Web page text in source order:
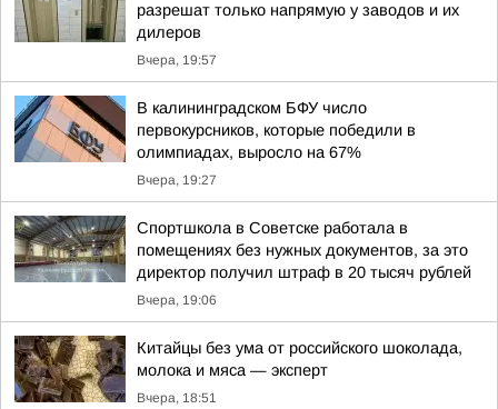
разрешат только напрямую у заводов и их
дилеров
Вчера, 19:57
В калининградском БФУ число
первокурсников, которые победили в
олимпиадах, выросло на 67%
Вчера, 19:27
Спортшкола в Советске работала в
помещениях без нужных документов, за это
директор получил штраф в 20 тысяч рублей
Вчера, 19:06
Китайцы без ума от российского шоколада,
молока и мяса — эксперт
Вчера, 18:51